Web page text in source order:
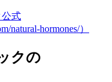
式
natural-hormones/）
クの